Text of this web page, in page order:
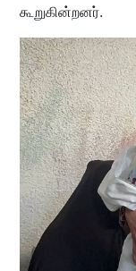
கூறுகின்றனர்.